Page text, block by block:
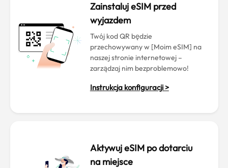
Zainstaluj eSIM przed
wyjazdem
Twój kod QR będzie
przechowywany w [Moim eSIM] na
naszej stronie internetowej –
zarządzaj nim bezproblemowo!
Instrukcja konfiguracji >
Aktywuj eSIM po dotarciu
na miejsce